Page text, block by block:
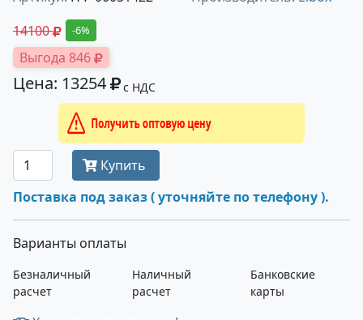
14100
-6%
Выгода 846
Цена: 13254 с НДС
Получить оптовую цену
Купить
Поставка под заказ ( уточняйте по телефону ).
Варианты оплаты
Безналичный
расчет
Наличный
расчет
Банковские
карты